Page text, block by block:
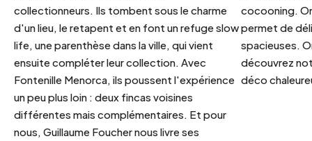
collectionneurs. Ils tombent sous le charme
d'un lieu, le retapent et en font un refuge slow
life, une parenthèse dans la ville, qui vient
ensuite compléter leur collection. Avec
Fontenille Menorca, ils poussent l'expérience
un peu plus loin : deux fincas voisines
différentes mais complémentaires. Et pour
nous, Guillaume Foucher nous livre ses
cocooning.
permet de
spacieuses.
découvrez
déco